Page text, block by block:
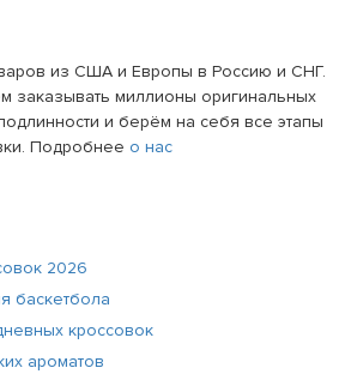
из США и Европы в Россию и СНГ.
заказывать миллионы оригинальных
и берём на себя все этапы
Подробнее о нас
2026
баскетбола
кроссовок
ароматов